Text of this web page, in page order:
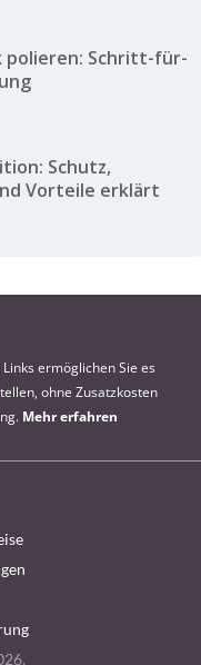
polieren: Schritt-für-
Schutz,
Vorteile erklärt
ermöglichen Sie es
ohne Zusatzkosten
Mehr erfahren